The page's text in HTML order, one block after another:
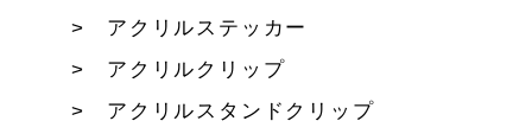
アクリルステッカー
アクリルクリップ
アクリルスタンドクリップ